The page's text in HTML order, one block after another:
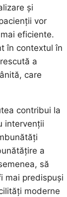
și
vor
eficiente.
în contextul în
a
care
contribui la
intervenții
a
să
mai predispuși
moderne